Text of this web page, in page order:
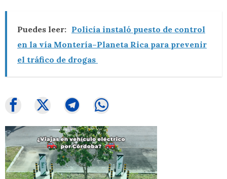
Puedes leer: Policía instaló puesto de control
en la vía Montería–Planeta Rica para prevenir
el tráfico de drogas